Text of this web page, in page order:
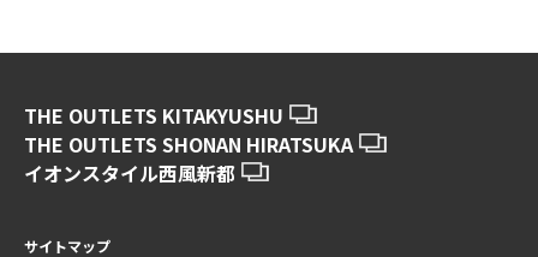
THE OUTLETS KITAKYUSHU
THE OUTLETS SHONAN HIRATSUKA
イオンスタイル西風新都
サイトマップ